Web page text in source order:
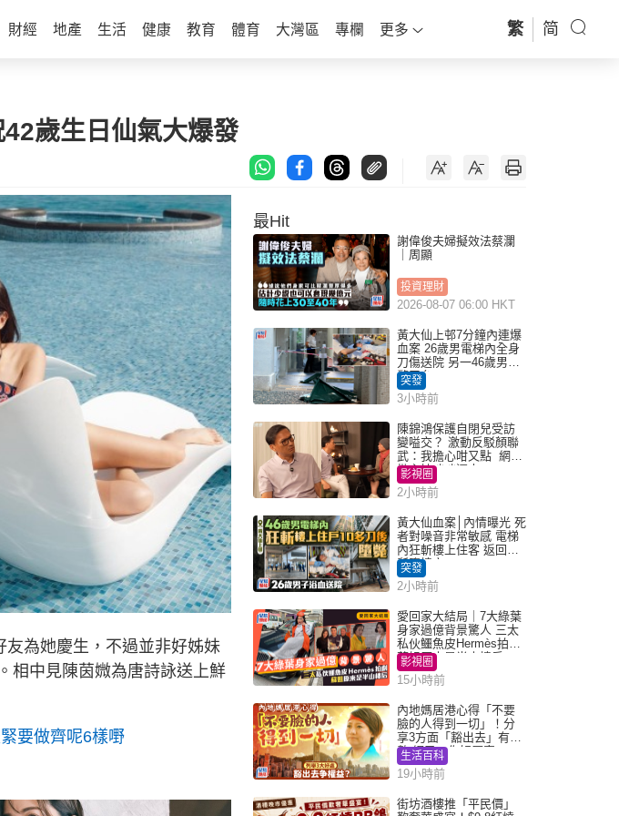
財經 地產 生活 健康 教育 體育 大灣區 專欄 更多 繁 简
歲生日仙氣大爆發
為她慶生，不過並非好姊妹
相中見陳茵媺為唐詩詠送上鮮
要做齊呢6樣嘢
最Hit
謝偉俊夫婦擬效法蔡瀾
｜周顯
投資理財
2026-08-07 06:00 HKT
黃大仙上邨7分鐘內連爆
血案 26歲男電梯內全身
刀傷送院 另一46歲男倒
斃平台
突發
3小時前
陳錦鴻保護自閉兒受訪
變嗌交？ 激動反駁顏聯
武：我擔心咁又點 網民
批主持咄咄逼人
影視圈
2小時前
黃大仙血案│內情曝光 死
者對噪音非常敏感 電梯
內狂斬樓上住客 返回住
所墮樓亡
突發
2小時前
愛回家大結局｜7大綠葉
身家過億背景驚人 三太
私伙鱷魚皮Hermès拍劇
蘇姐原來是半山樓后
影視圈
15小時前
內地媽居港心得「不要
臉的人得到一切」！分
享3方面「豁出去」有著
數 網民：你好厲害
生活百科
19小時前
街坊酒樓推「平民價」